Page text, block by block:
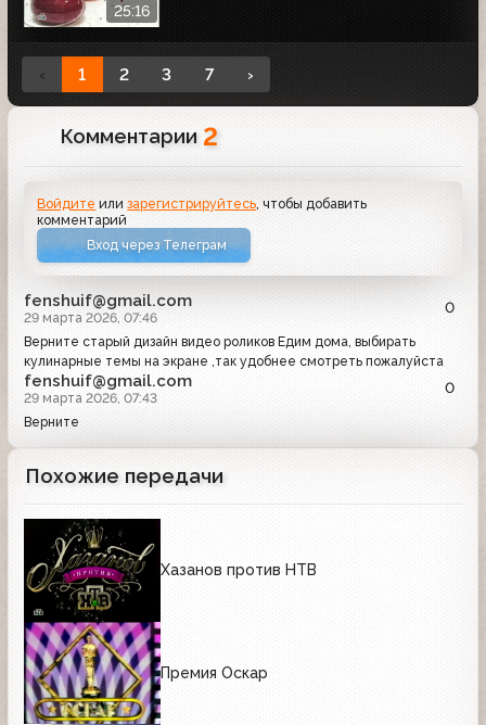
25:16
‹ 1 2 3 7 ›
Комментарии 2
Войдите илизарегистрируйтесь , чтобы добавить
комментарий
Вход через Телеграм
fenshuif@gmail.com
29 марта 2026, 07:46
0
Верните старый дизайн видео роликов Едим дома, выбирать
кулинарные темы на экране ,так удобнее смотреть пожалуйста
fenshuif@gmail.com
29 марта 2026, 07:43
0
Верните
Похожие передачи
Хазанов против НТВ
Премия Оскар